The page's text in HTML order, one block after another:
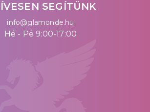
SEGÍTÜNK
info@glamonde.hu
Hé - Pé 9:00-17:00